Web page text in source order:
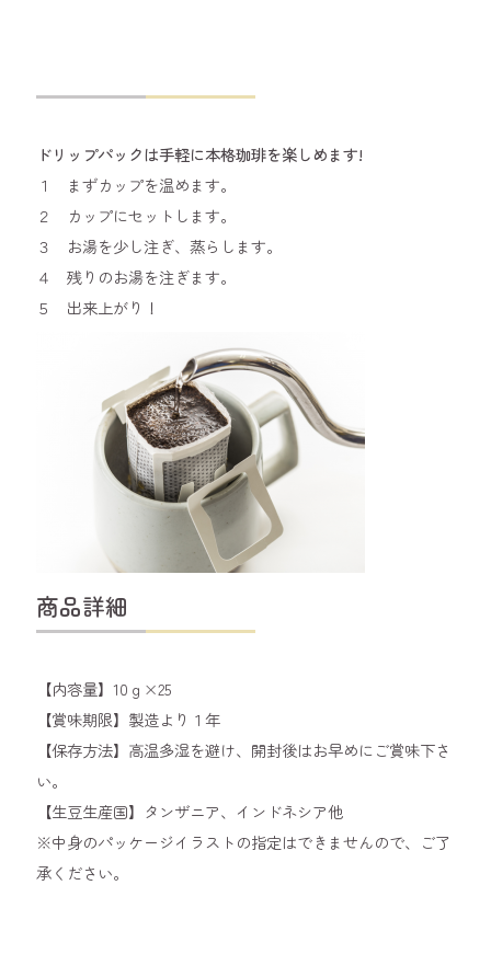
ドリップパックは手軽に本格珈琲を楽しめます!
１ まずカップを温めます。
２ カップにセットします。
３ お湯を少し注ぎ、蒸らします。
４ 残りのお湯を注ぎます。
５ 出来上がり！
商品詳細
【内容量】10ｇ×25
【賞味期限】製造より１年
【保存方法】高温多湿を避け、開封後はお早めにご賞味下さ
い。
【生豆生産国】タンザニア、インドネシア他
※中身のパッケージイラストの指定はできませんので、ご了
承ください。